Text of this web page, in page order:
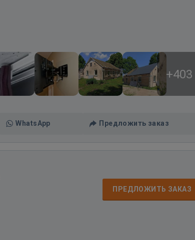
+403
WhatsApp Предложить заказ
ПРЕДЛОЖИТЬ ЗАКАЗ